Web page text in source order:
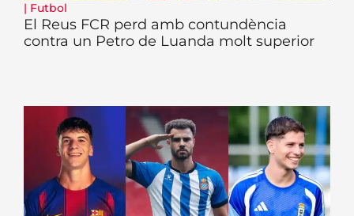
| Futbol
El Reus FCR perd amb contundència
contra un Petro de Luanda molt superior